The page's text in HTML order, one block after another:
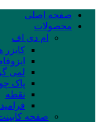
صفحه اصلی
محصولات
ام دی اف
کایزر
لمی
پاک
نقطه
فرامید
صفحه